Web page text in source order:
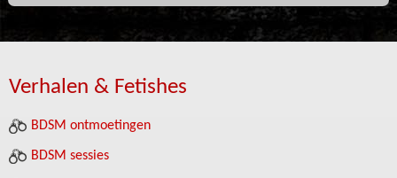
Verhalen & Fetishes
BDSM ontmoetingen
BDSM sessies